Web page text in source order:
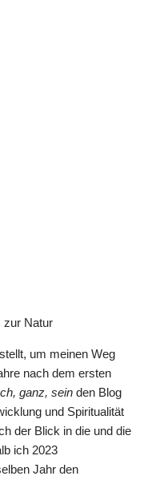
zur Natur
um meinen Weg
nach dem ersten
ganz, sein den Blog
und Spiritualität
der Blick in die und die
ich 2023
Jahr den